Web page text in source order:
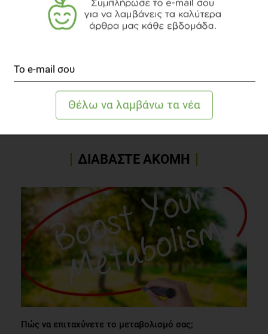
Δείτε το διαιτολογικό γραφείο
TOPICS
ΔΙΑΤΡΟΦΗ
ΥΓΕΙΑ
ΜΠΑΧΑΡΙΚΑ
ΔΙΑΒΑΣΤΕ ΑΚΟΜΗ
Πώς να επιταχύνετε το μεταβολισμό σας;